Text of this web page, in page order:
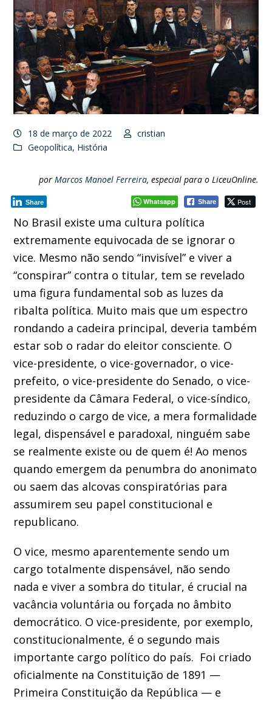
18 de março de 2022
cristian
Geopolítica, História
por Marcos Manoel Ferreira, especial para o LiceuOnline.
Whatsapp Share Post
Share
No Brasil existe uma cultura política
extremamente equivocada de se ignorar o
vice. Mesmo não sendo “invisível” e viver a
“conspirar” contra o titular, tem se revelado
uma figura fundamental sob as luzes da
ribalta política. Muito mais que um espectro
rondando a cadeira principal, deveria também
estar sob o radar do eleitor consciente. O
vice-presidente, o vice-governador, o vice-
prefeito, o vice-presidente do Senado, o vice-
presidente da Câmara Federal, o vice-síndico,
reduzindo o cargo de vice, a mera formalidade
legal, dispensável e paradoxal, ninguém sabe
se realmente existe ou de quem é! Ao menos
quando emergem da penumbra do anonimato
ou saem das alcovas conspiratórias para
assumirem seu papel constitucional e
republicano.
O vice, mesmo aparentemente sendo um
cargo totalmente dispensável, não sendo
nada e viver a sombra do titular, é crucial na
vacância voluntária ou forçada no âmbito
democrático. O vice-presidente, por exemplo,
constitucionalmente, é o segundo mais
importante cargo político do país. Foi criado
oficialmente na Constituição de 1891 —
Primeira Constituição da República — e